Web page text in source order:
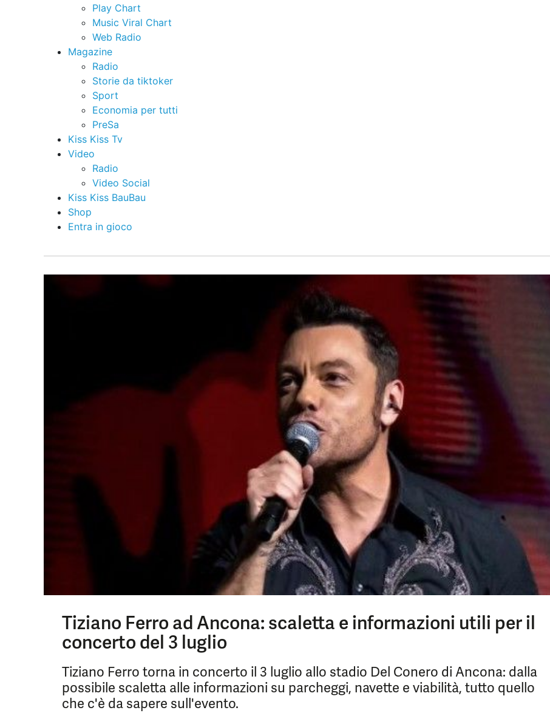
Play Chart
Music Viral Chart
Web Radio
Magazine
Radio
Storie da tiktoker
Sport
Economia per tutti
PreSa
Kiss Kiss Tv
Video
Radio
Video Social
Kiss Kiss BauBau
Shop
Entra in gioco
Tiziano Ferro ad Ancona: scaletta e informazioni utili per il
concerto del 3 luglio
Tiziano Ferro torna in concerto il 3 luglio allo stadio Del Conero di Ancona: dalla
possibile scaletta alle informazioni su parcheggi, navette e viabilità, tutto quello
che c'è da sapere sull'evento.